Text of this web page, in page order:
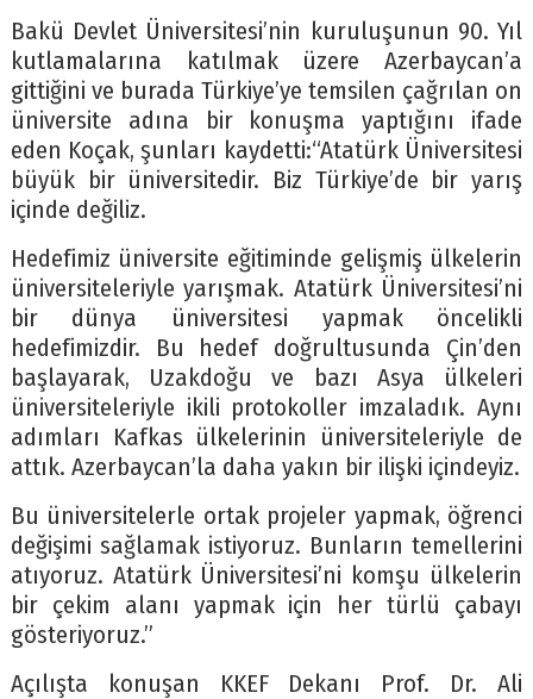
Bakü Devlet Üniversitesi’nin kuruluşunun 90. Yıl
kutlamalarına katılmak üzere Azerbaycan’a
gittiğini ve burada Türkiye’ye temsilen çağrılan on
üniversite adına bir konuşma yaptığını ifade
eden Koçak, şunları kaydetti:“Atatürk Üniversitesi
büyük bir üniversitedir. Biz Türkiye’de bir yarış
içinde değiliz.
Hedefimiz üniversite eğitiminde gelişmiş ülkelerin
üniversiteleriyle yarışmak. Atatürk Üniversitesi’ni
bir dünya üniversitesi yapmak öncelikli
hedefimizdir. Bu hedef doğrultusunda Çin’den
başlayarak, Uzakdoğu ve bazı Asya ülkeleri
üniversiteleriyle ikili protokoller imzaladık. Aynı
adımları Kafkas ülkelerinin üniversiteleriyle de
attık. Azerbaycan’la daha yakın bir ilişki içindeyiz.
Bu üniversitelerle ortak projeler yapmak, öğrenci
değişimi sağlamak istiyoruz. Bunların temellerini
atıyoruz. Atatürk Üniversitesi’ni komşu ülkelerin
bir çekim alanı yapmak için her türlü çabayı
gösteriyoruz.”
Açılışta konuşan KKEF Dekanı Prof. Dr. Ali